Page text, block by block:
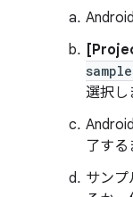
選択し
了する
サンプ